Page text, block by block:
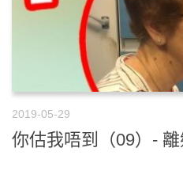
2019-05-29
你估我唔到（09）-